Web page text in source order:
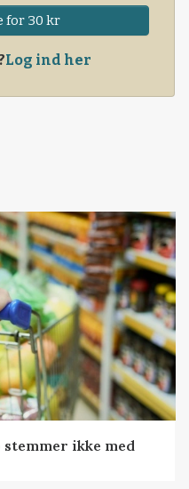
for 30 kr
Log ind her
ikke med